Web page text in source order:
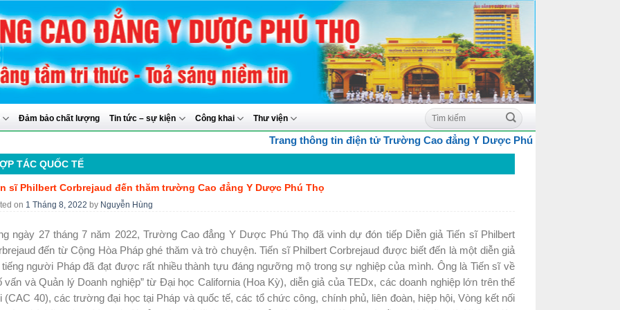
Đảm bảo chất lượng Tin tức – sự kiện Công khai Thư viện
Trang thông tin điện tử Trường Cao đẳng Y Dược Phú Thọ
TÁC QUỐC TẾ
sĩ Philbert Corbrejaud đến thăm trường Cao đẳng Y Dược Phú Thọ
on 1 Tháng 8, 2022 by Nguyễn Hùng
ngày 27 tháng 7 năm 2022, Trường Cao đẳng Y Dược Phú Thọ đã vinh dự đón tiếp Diễn giả Tiến sĩ Philbert
đến từ Cộng Hòa Pháp ghé thăm và trò chuyện. Tiến sĩ Philbert Corbrejaud được biết đến là một diễn giả
tiếng người Pháp đã đạt được rất nhiều thành tựu đáng ngưỡng mộ trong sự nghiệp của mình. Ông là Tiến sĩ về
vấn và Quản lý Doanh nghiệp” từ Đại học California (Hoa Kỳ), diễn giả của TEDx, các doanh nghiệp lớn trên thế
(CAC 40), các trường đại học tại Pháp và quốc tế, các tổ chức công, chính phủ, liên đoàn, hiệp hội, Vòng kết nối